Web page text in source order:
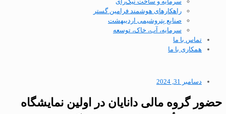
راهکارهای هوشمند فرامین گستر
صنایع پتروشیمی اردیبهشت
سرمایه، آب، خاک، توسعه
تماس با ما
همکاری با ما
دسامبر 31, 2024
حضور گروه مالی دانایان در اولین نمایشگاه